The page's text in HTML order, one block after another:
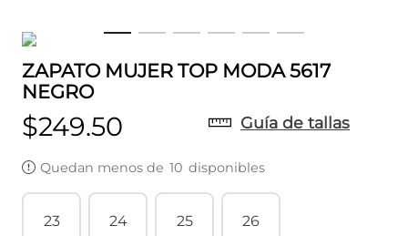
ZAPATO MUJER TOP MODA 5617
NEGRO
$249.50 Guía de tallas
Quedan menos de 10 disponibles
23 24 25 26